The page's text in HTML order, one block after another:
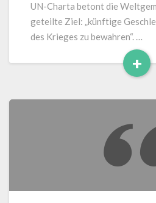
UN-Charta betont die
geteilte Ziel: „künftige
des Krieges zu bewahren“. …
+